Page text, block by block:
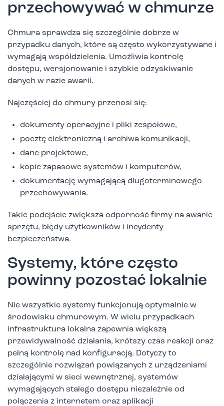
przechowywać w chmurze
Chmura sprawdza się szczególnie dobrze w
przypadku danych, które są często wykorzystywane i
wymagają współdzielenia. Umożliwia kontrolę
dostępu, wersjonowanie i szybkie odzyskiwanie
danych w razie awarii.
Najczęściej do chmury przenosi się:
dokumenty operacyjne i pliki zespołowe,
pocztę elektroniczną i archiwa komunikacji,
dane projektowe,
kopie zapasowe systemów i komputerów,
dokumentację wymagającą długoterminowego
przechowywania.
Takie podejście zwiększa odporność firmy na awarie
sprzętu, błędy użytkowników i incydenty
bezpieczeństwa.
Systemy, które często
powinny pozostać lokalnie
Nie wszystkie systemy funkcjonują optymalnie w
środowisku chmurowym. W wielu przypadkach
infrastruktura lokalna zapewnia większą
przewidywalność działania, krótszy czas reakcji oraz
pełną kontrolę nad konfiguracją. Dotyczy to
szczególnie rozwiązań powiązanych z urządzeniami
działającymi w sieci wewnętrznej, systemów
wymagających stałego dostępu niezależnie od
połączenia z internetem oraz aplikacji